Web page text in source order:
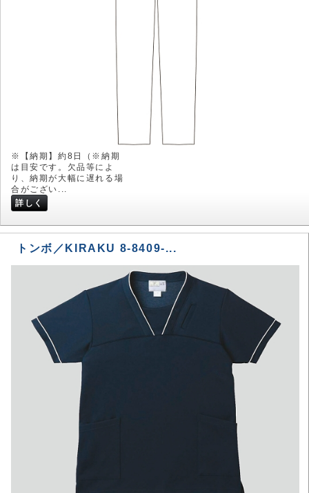
※【納期】約8日（※納期
は目安です。欠品等によ
り、納期が大幅に遅れる場
合がござい...
詳しく
トンボ／KIRAKU 8-8409-...